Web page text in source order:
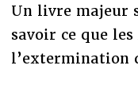
Un livre majeur
savoir ce que
l’extermination